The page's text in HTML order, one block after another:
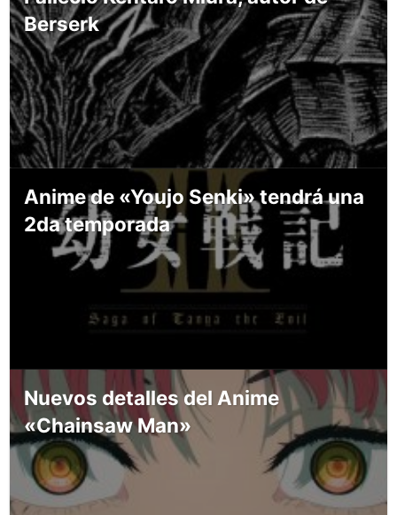
Berserk
Anime de «Youjo Senki» tendrá una
2da temporada
Nuevos detalles del Anime
«Chainsaw Man»